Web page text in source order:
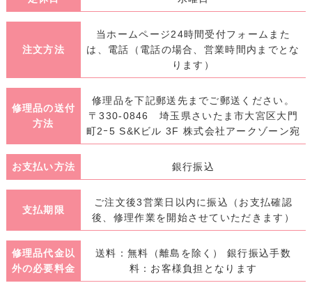
注文方法
当ホームページ24時間受付フォームまた
は、電話（電話の場合、営業時間内までとな
ります）
修理品の送付
方法
修理品を下記郵送先までご郵送ください。
〒330-0846 埼玉県さいたま市大宮区大門
町2ｰ5 S&Kビル 3F 株式会社アークゾーン宛
お支払い方法 銀行振込
支払期限
ご注文後3営業日以内に振込（お支払確認
後、修理作業を開始させていただきます）
修理品代金以
外の必要料金
送料：無料（離島を除く） 銀行振込手数
料：お客様負担となります